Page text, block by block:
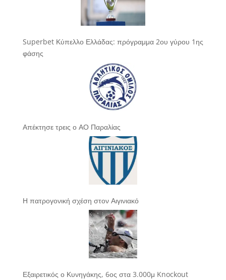
Superbet Κύπελλο Ελλάδας: πρόγραμμα 2ου γύρου 1ης
φάσης
Απέκτησε τρεις ο ΑΟ Παραλίας
Η πατρογονική σχέση στον Αιγινιακό
Εξαιρετικός ο Κυνηγάκης, 6ος στα 3.000μ Knockout